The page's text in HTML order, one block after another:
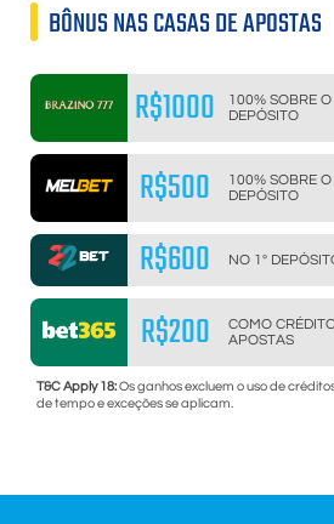
BÔNUS NAS CASAS DE APOSTAS
R$1000
100% SOBRE O
DEPÓSITO
R$500
100% SOBRE O
DEPÓSITO
R$600 NO 1º
R$200
COMO
APOSTAS
T&C Apply 18:Os ganhos excluem o uso de
de tempo e exceções se aplicam.